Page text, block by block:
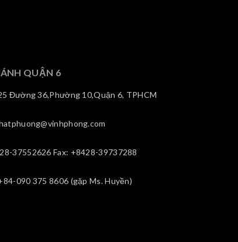
QUẬN 6
Đường 36,Phường 10,Quận 6, TPHCM
37552626 Fax: +8428-39737288
090 375 8606 (gặp Ms. Huyền)